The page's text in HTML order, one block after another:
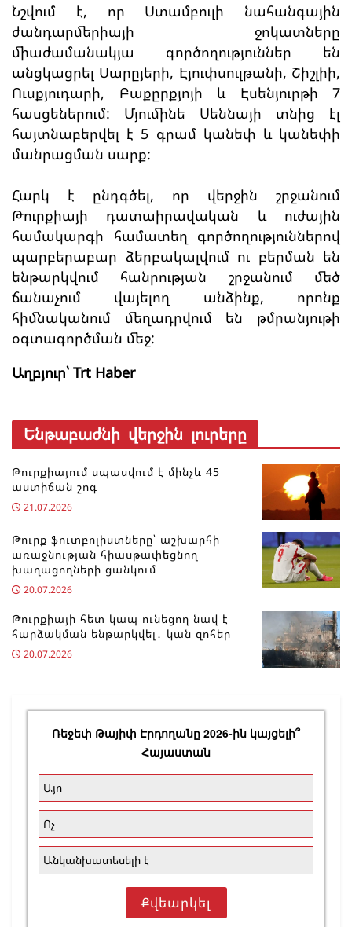
Նշվում է, որ Ստամբուլի նահանգային
ժանդարմերիայի ջոկատները
միաժամանակյա գործողություններ են
անցկացրել Սարըյերի, Էյուփսուլթանի, Շիշլիի,
Ուսքյուդարի, Բաքըրքյոյի և Էսենյուրթի 7
հասցեներում: Մյումինե Սեննայի տնից էլ
հայտնաբերվել է 5 գրամ կանեփ և կանեփի
մանրացման սարք:
Հարկ է ընդգծել, որ վերջին շրջանում
Թուրքիայի դատաիրավական և ուժային
համակարգի համատեղ գործողություններով
պարբերաբար ձերբակալվում ու բերման են
ենթարկվում հանրության շրջանում մեծ
ճանաչում վայելող անձինք, որոնք
հիմնականում մեղադրվում են թմրանյութի
օգտագործման մեջ:
Աղբյուր՝ Trt Haber
Ենթաբաժնի վերջին լուրերը
Թուրքիայում սպասվում է մինչև 45
աստիճան շոգ
21.07.2026
Թուրք ֆուտբոլիստները՝ աշխարհի
առաջնության հիասթափեցնող
խաղացողների ցանկում
20.07.2026
Թուրքիայի հետ կապ ունեցող նավ է
հարձակման ենթարկվել․ կան զոհեր
20.07.2026
Ռեջեփ Թայիփ Էրդողանը 2026-ին կայցելի՞
Հայաստան
Այո
Ոչ
Անկանխատեսելի է